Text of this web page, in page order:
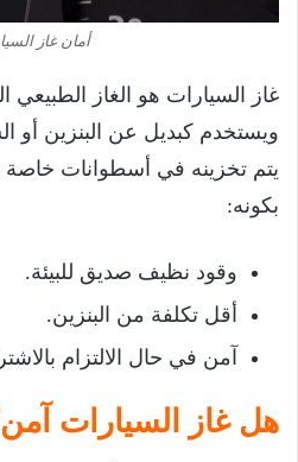
أمان غاز
ويستخدم كبديل عن البنزين أو
يتم تخزينه في أسطوانات خاصة
بكونه:
وقود نظيف صديق للبيئة.
أقل تكلفة من البنزين.
آمن في حال الالتزام
هل غاز السيارات